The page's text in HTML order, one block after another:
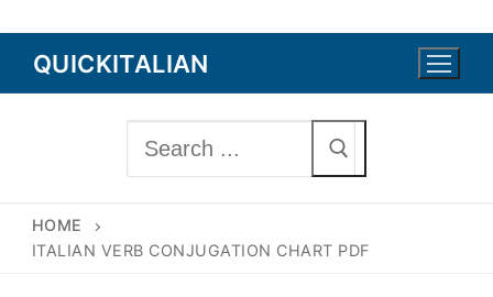
Skip
QUICKITALIAN
Search
HOME
ITALIAN VERB CONJUGATION CHART PDF